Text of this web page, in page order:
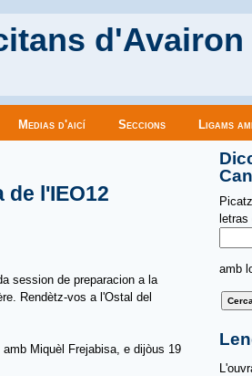
d'Avairon
Medias d'aicí Seccions Ligams
l'IEO12
session de preparacion a la
Rendètz-vos a l'Ostal del
Miquèl Frejabisa, e dijòus 19
amb